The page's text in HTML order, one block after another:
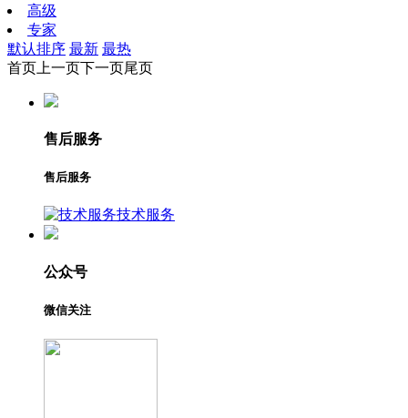
高级
专家
默认排序 最新 最热
首页 上一页下一页尾页
售后服务
售后服务
技术服务
公众号
微信关注